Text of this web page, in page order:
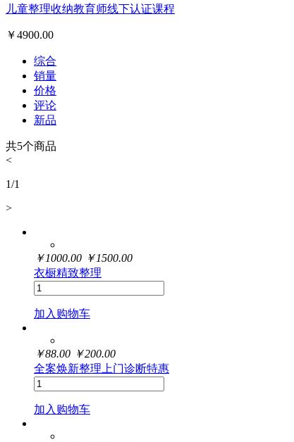
儿童整理收纳教育师线下认证课程
￥4900.00
综合
销量
价格
评论
新品
共5个商品
<
1/1
>
￥1000.00 ￥1500.00
衣橱精致整理
加入购物车
￥88.00 ￥200.00
全案焕新整理上门诊断特惠
加入购物车